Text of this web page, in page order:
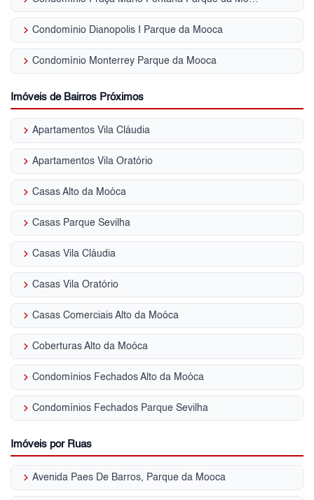
keyboard_arrow_right Condomínio Dianopolis I Parque da Mooca
keyboard_arrow_right Condomínio Monterrey Parque da Mooca
Imóveis de Bairros Próximos
keyboard_arrow_right Apartamentos Vila Cláudia
keyboard_arrow_right Apartamentos Vila Oratório
keyboard_arrow_right Casas Alto da Moóca
keyboard_arrow_right Casas Parque Sevilha
keyboard_arrow_right Casas Vila Cláudia
keyboard_arrow_right Casas Vila Oratório
keyboard_arrow_right Casas Comerciais Alto da Moóca
keyboard_arrow_right Coberturas Alto da Moóca
keyboard_arrow_right Condomínios Fechados Alto da Moóca
keyboard_arrow_right Condomínios Fechados Parque Sevilha
Imóveis por Ruas
keyboard_arrow_right Avenida Paes De Barros, Parque da Mooca